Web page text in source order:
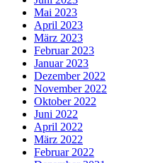
Mai 2023
April 2023
März 2023
Februar 2023
Januar 2023
Dezember 2022
November 2022
Oktober 2022
Juni 2022
April 2022
März 2022
Februar 2022